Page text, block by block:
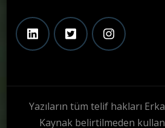
Yazıların tüm telif hakları
Kaynak belirtilmeden